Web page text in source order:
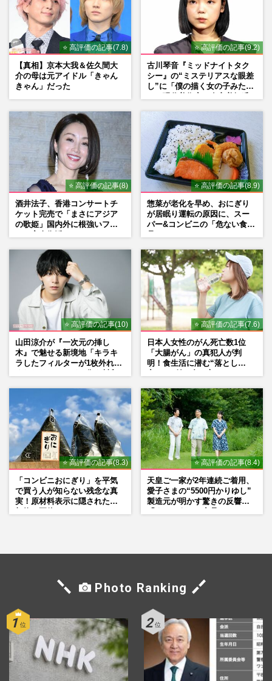
⭐ 高評価の記事(7.8)
【真相】京本大我＆佐久間大
介の母は元アイドル「きゃん
きゃん」だった
⭐ 高評価の記事(9.2)
古川琴音『ミッドナイトタク
シー』の“ミステリアスな眼差
し”に「僕の描く女の子みた
⭐ 高評価の記事(8)
酒井法子、香港コンサートチ
ケット完売で「まさにアジア
の歌姫」国内外に根強いファ
⭐ 高評価の記事(8.9)
惣菜が老化を早め、おにぎり
が居眠り運転の原因に、スー
パー&コンビニの「危ない食
⭐ 高評価の記事(10)
山田涼介が『一次元の挿し
木』で魅せる新境地「キラキ
ラしたフィルターが1枚外れて
⭐ 高評価の記事(7.6)
日本人女性のがん死亡数1位
「大腸がん」の真犯人が判
明！食生活に潜む“落とし
⭐ 高評価の記事(8.3)
「コンビニおにぎり」を平気
で買う人が知らない残念な真
実！原材料表示に隠された添
⭐ 高評価の記事(8.4)
天皇ご一家が2年連続ご着用、
愛子さまの“5500円かりゆし”
製造元が明かす驚きの反響
Photo Ranking